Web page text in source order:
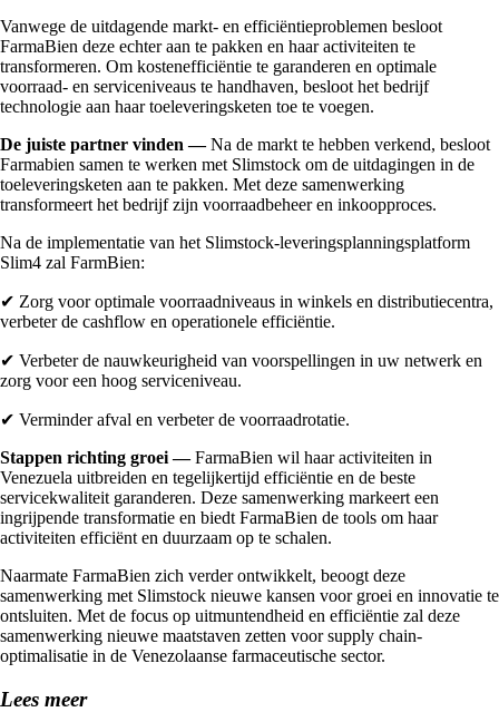
Vanwege de uitdagende markt- en efficiëntieproblemen besloot
FarmaBien deze echter aan te pakken en haar activiteiten te
transformeren. Om kostenefficiëntie te garanderen en optimale
voorraad- en serviceniveaus te handhaven, besloot het bedrijf
technologie aan haar toeleveringsketen toe te voegen.
De juiste partner vinden —Na de markt te hebben verkend, besloot
Farmabien samen te werken met Slimstock om de uitdagingen in de
toeleveringsketen aan te pakken. Met deze samenwerking
transformeert het bedrijf zijn voorraadbeheer en inkoopproces.
Na de implementatie van het Slimstock-leveringsplanningsplatform
Slim4 zal FarmBien:
✔ Zorg voor optimale voorraadniveaus in winkels en distributiecentra,
verbeter de cashflow en operationele efficiëntie.
✔ Verbeter de nauwkeurigheid van voorspellingen in uw netwerk en
zorg voor een hoog serviceniveau.
✔ Verminder afval en verbeter de voorraadrotatie.
Stappen richting groei —FarmaBien wil haar activiteiten in
Venezuela uitbreiden en tegelijkertijd efficiëntie en de beste
servicekwaliteit garanderen. Deze samenwerking markeert een
ingrijpende transformatie en biedt FarmaBien de tools om haar
activiteiten efficiënt en duurzaam op te schalen.
Naarmate FarmaBien zich verder ontwikkelt, beoogt deze
samenwerking met Slimstock nieuwe kansen voor groei en innovatie te
ontsluiten. Met de focus op uitmuntendheid en efficiëntie zal deze
samenwerking nieuwe maatstaven zetten voor supply chain-
optimalisatie in de Venezolaanse farmaceutische sector.
Lees meer